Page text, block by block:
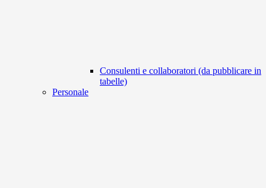
Consulenti e collaboratori (da pubblicare in
tabelle)
Personale